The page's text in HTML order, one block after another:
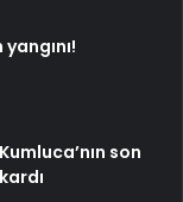
son